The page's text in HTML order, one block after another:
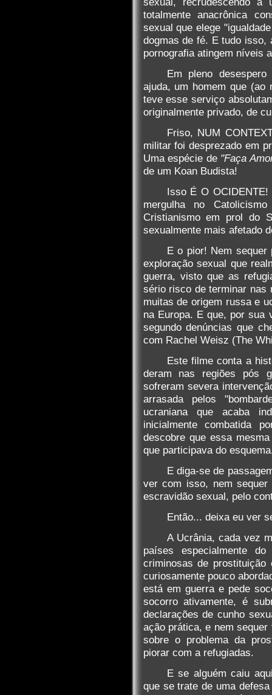
totalmente anacrônica
sexual que elege
dogmas de fé. E tudo isso,
pornografia atingem níveis
Em pleno
ajuda, um homem que
teve esse serviço
originalmente privado, de
Friso, NUM
militar foi desprezado em
Uma espécie de "Faça
de um Koan Budista!
Isso É O
mergulha no
Cristianismo em prol do
sexualmente mais afetado
E o pior! Nem sequer
exploração sexual que
guerra, visto que as
sério risco de terminar nas
muitas de origem russa e
na Europa. E que, por sua
segundo denúncias que
com Rachel Weisz (The
Este filme conta a
deram nas regiões pós
sofreram severa
arrasada pelos
ucraniana que acaba
inicialmente combatida
descobre que essa
que participava do
E diga-se de
ver com isso, nem sequer
escravidão sexual, pelo
Então... deixa eu ver
A Ucrânia, cada vez
países especialmente
criminosas de
curiosamente pouco
está em guerra e pede
socorro ativamente, é
declarações de cunho
ação prática, e nem
sobre o problema da
piorar com a refugiadas.
E se alguém caiu
que se trate de uma